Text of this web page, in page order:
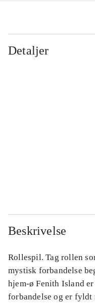
Detaljer
Beskrivelse
Rollespil. Tag rollen
mystisk forbandelse
hjem-ø Fenith Island
forbandelse og er fyldt